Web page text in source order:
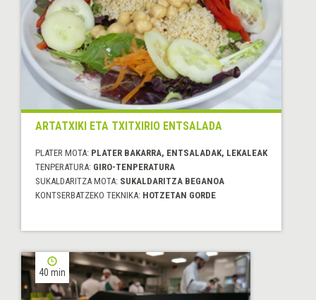
ARTATXIKI ETA TXITXIRIO ENTSALADA
PLATER MOTA: PLATER BAKARRA, ENTSALADAK, LEKALEAK
TENPERATURA: GIRO-TENPERATURA
SUKALDARITZA MOTA: SUKALDARITZA BEGANOA
KONTSERBATZEKO TEKNIKA: HOTZETAN GORDE
40 min